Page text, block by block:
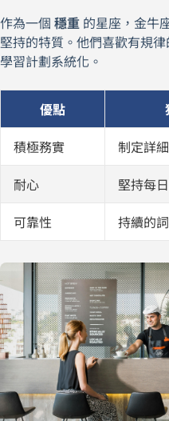
作為一個 穩重 的星座，金牛
堅持的特質。他們喜歡有規
學習計劃系統化。
優點
積極務實 制定詳
耐心 堅持每
可靠性 持續的